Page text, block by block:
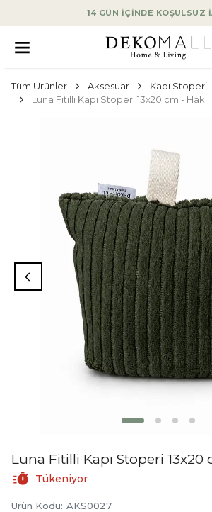
14 GÜN İÇİNDE KOŞULSUZ
Tüm Ürünler Aksesuar
Kapı Stoperi
Luna Fitilli Kapı Stoperi 13x20 cm - Haki
Luna Fitilli Kapı Stoperi 13x20
Tükeniyor
Ürün Kodu: AKS0027